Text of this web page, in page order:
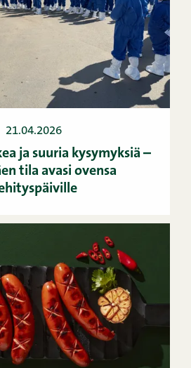
21.04.2026
ja suuria kysymyksiä –
tila avasi ovensa